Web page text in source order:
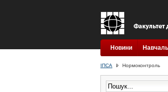
Новини
ІПСА Нормоконтроль